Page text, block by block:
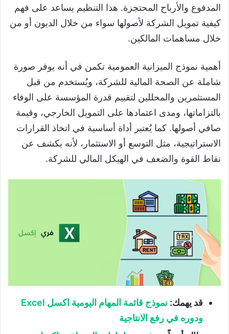
المدفوع والأرباح المحتجزة. هذا التنظيم يساعد على فهم
كيفية تمويل الشركة لأصولها سواء من خلال الديون أو من
خلال مساهمات المالكين.
أهمية نموذج الميزانية العمومية تكمن في أنه يوفر صورة
شاملة عن الصحة المالية للشركة، ويُستخدم من قبل
المستثمرين والمحللين لتقييم قدرة المؤسسة على الوفاء
بالتزاماتها، ومدى اعتمادها على التمويل الخارجي، وقيمة
صافي أصولها. كما يُعتبر أداة أساسية في اتخاذ القرارات
الاستراتيجية، مثل التوسع أو الاستثمار، لأنه يكشف عن
نقاط القوة والضعف في الهيكل المالي للشركة.
قد يهمك: نموذج قائمة المهام اليومية اكسل
ودوره في رفع الانتاجية